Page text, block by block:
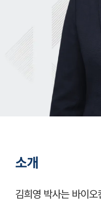
소개
김희영 박사는 바이